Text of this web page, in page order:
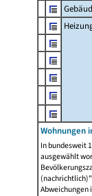
Wohnungen
In bundesweit
ausgewählt
Abweichungen